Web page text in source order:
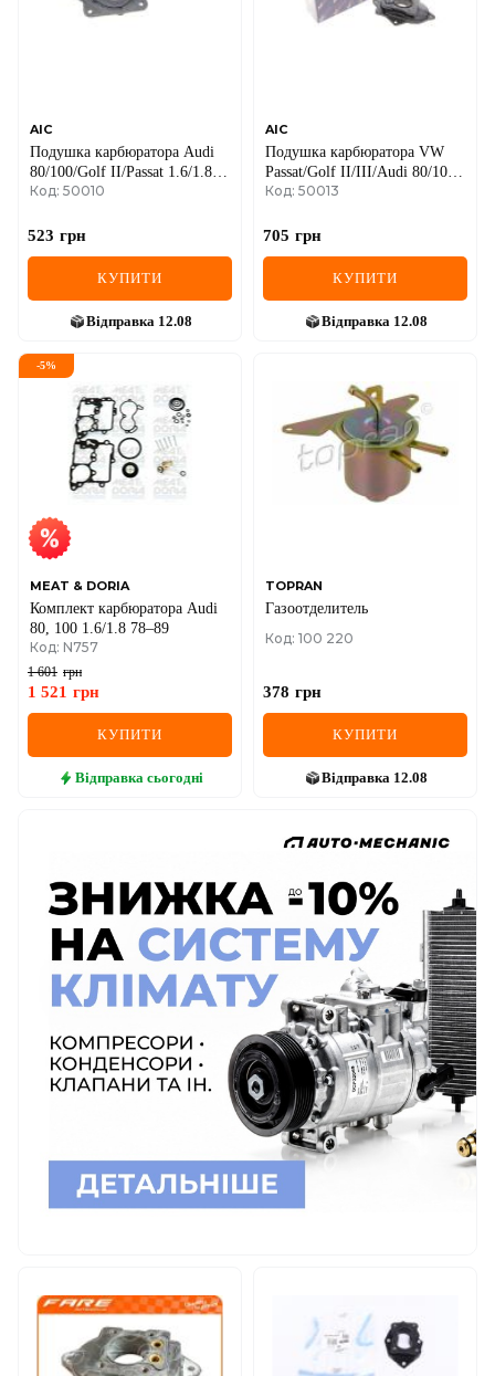
AIC
Подушка карбюратора Audi
80/100/Golf II/Passat 1.6/1.8
68-92
Код: 50010
523 грн
КУПИТИ
Відправка 12.08
AIC
Подушка карбюратора VW
Passat/Golf II/III/Audi 80/100
1.6-2.0 68-02
Код: 50013
705 грн
КУПИТИ
Відправка 12.08
-5%
MEAT & DORIA
Комплект карбюратора Audi
80, 100 1.6/1.8 78–89
Код: N757
1 601 грн
1 521 грн
КУПИТИ
Відправка сьогодні
TOPRAN
Газоотделитель
Код: 100 220
378 грн
КУПИТИ
Відправка 12.08